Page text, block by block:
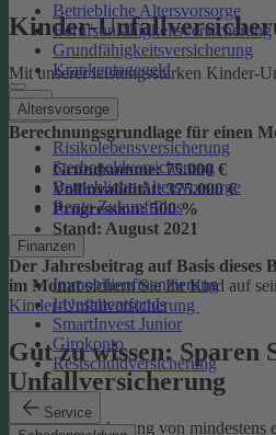
Betriebliche Altersvorsorge
Berufsunfähigkeitsversicherung
Grundfähigkeitsversicherung
Krankentagegeld
Altersvorsorge
Risikolebensversicherung
Sterbegeldversicherung
Betriebliche Altersvorsorge
Rente ZukunftPlus
Finanzen
Immobilienfinanzierung
Investmentfonds
SmartInvest Junior
Girokonto
Restschuldversicherung
Service
Kinder-
Mit unserer leistungsstarken Kinder-
Berechnungsgrundlage für einen
Grundsumme:75.000 €
Vollinvalidität:375.000 €
Progression:500 %
Stand: August 2021
Der Jahresbeitrag auf Basis dieses
im Monatsichern Sie Ihr Kind auf
Kinder-Unfallversicherung
Gut zu wissen: Sparen
Unfallversicherung
Bei der Versicherung von